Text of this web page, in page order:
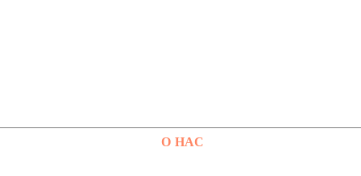
О НАС